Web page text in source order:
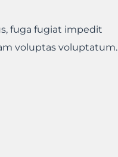
fuga fugiat impedit
voluptas voluptatum.